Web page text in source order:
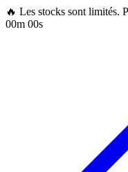
🔥 Les stocks sont limités.
00m 00s